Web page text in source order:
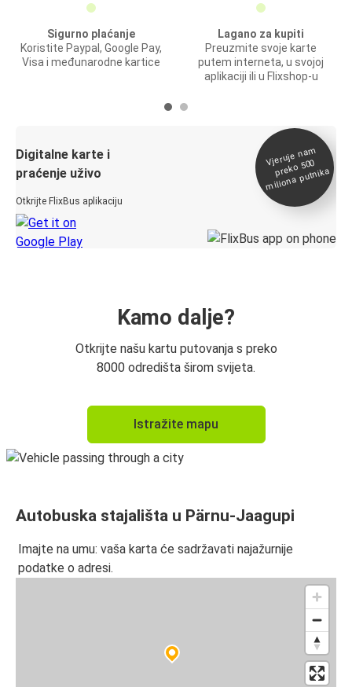
Sigurno plaćanje
Koristite Paypal, Google Pay,
Visa i međunarodne kartice
Lagano za kupiti
Preuzmite svoje karte
putem interneta, u svojoj
aplikaciji ili u Flixshop-u
Digitalne karte i
praćenje uživo
Otkrijte FlixBus aplikaciju
Vjeruje na
m
preko 500
miliona putnika
Kamo dalje?
Otkrijte našu kartu putovanja s preko
8000 odredišta širom svijeta.
Istražite mapu
Autobuska stajališta u Pärnu-Jaagupi
Imajte na umu: vaša karta će sadržavati najažurnije
podatke o adresi.